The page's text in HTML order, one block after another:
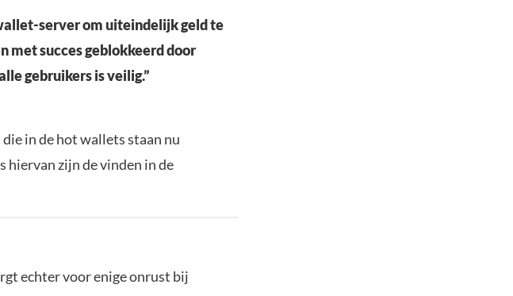
server om uiteindelijk geld te
met succes geblokkeerd door
gebruikers is veilig.”
in de hot wallets staan nu
hiervan zijn de vinden in de
echter voor enige onrust bij